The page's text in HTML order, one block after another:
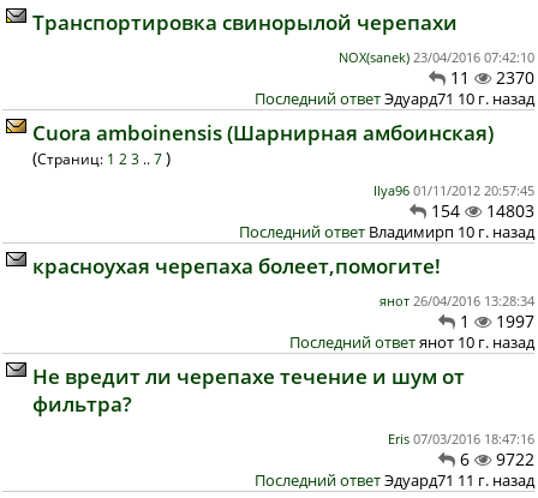
Транспортировка свинорылой черепахи
NOX(sanek) 23/04/2016 07:42:10
11 2370
Последний ответЭдуард71 10 г. назад
Cuora amboinensis (Шарнирная амбоинская)
(Страниц: 1 2 3 .. 7 )
Ilya96 01/11/2012 20:57:45
154 14803
Последний ответ Владимирп 10 г. назад
красноухая черепаха болеет,помогите!
янот 26/04/2016 13:28:34
1 1997
Последний ответянот 10 г. назад
Не вредит ли черепахе течение и шум от
фильтра?
Eris 07/03/2016 18:47:16
6 9722
Последний ответЭдуард71 11 г. назад